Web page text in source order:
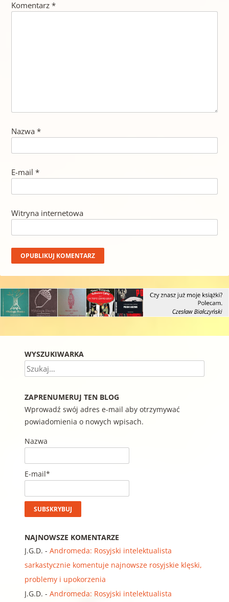
Komentarz *
Nazwa *
E-mail *
Witryna internetowa
WYSZUKIWARKA
Szukaj
ZAPRENUMERUJ TEN BLOG
Wprowadź swój adres e-mail aby otrzymywać
powiadomienia o nowych wpisach.
Nazwa
E-mail*
NAJNOWSZE KOMENTARZE
J.G.D. - Andromeda: Rosyjski intelektualista
sarkastycznie komentuje najnowsze rosyjskie klęski,
problemy i upokorzenia
J.G.D. - Andromeda: Rosyjski intelektualista